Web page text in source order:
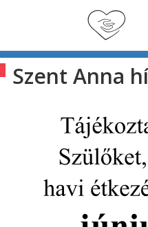
Szent Anna